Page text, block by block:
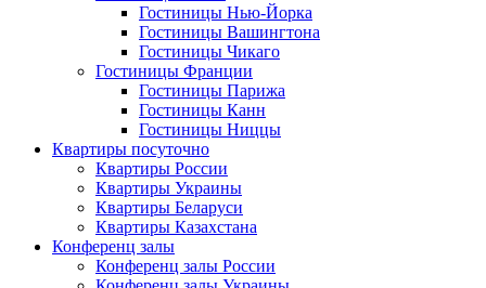
Гостиницы Нью-Йорка
Гостиницы Вашингтона
Гостиницы Чикаго
Гостиницы Франции
Гостиницы Парижа
Гостиницы Канн
Гостиницы Ниццы
Квартиры посуточно
Квартиры России
Квартиры Украины
Квартиры Беларуси
Квартиры Казахстана
Конференц залы
Конференц залы России